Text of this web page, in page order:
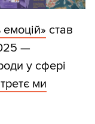
став
—
у сфері
ми